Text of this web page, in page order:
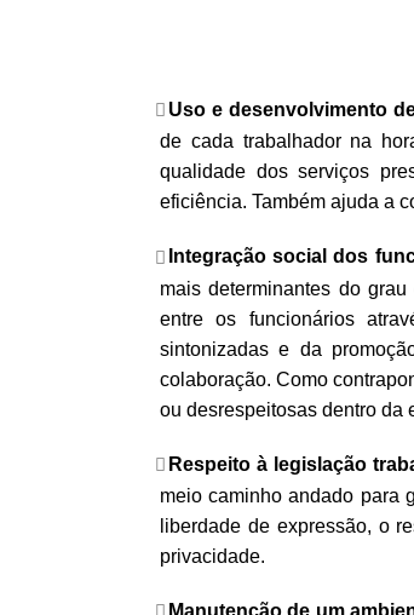
Uso e desenvolvimento
de cada trabalhador na
qualidade dos serviços
eficiência. Também ajuda a
Integração social dos
mais determinantes do
entre os funcionários
sintonizadas e da
colaboração. Como
ou desrespeitosas dentro da
Respeito à legislação
meio caminho andado para
liberdade de expressão, o
privacidade.
Manutenção de um